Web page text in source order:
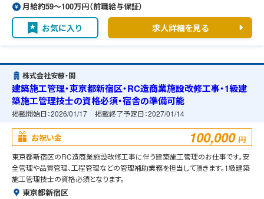
月給約59〜100万円（前職給与保証）
お気に入り 求人詳細を見る
株式会社安藤・間
建築施工管理・東京都新宿区・RC造商業施設改修工事・1級建
築施工管理技士の資格必須・宿舎の準備可能
掲載開始日：2026/01/17 掲載終了予定日：2027/01/14
お祝い金 100,000 円
東京都新宿区のRC造商業施設改修工事に伴う建築施工管理のお仕事です。安
全管理や品質管理、工程管理などの管理補助業務を担当して頂きます。1級建築
施工管理技士の資格必須となります。
東京都新宿区